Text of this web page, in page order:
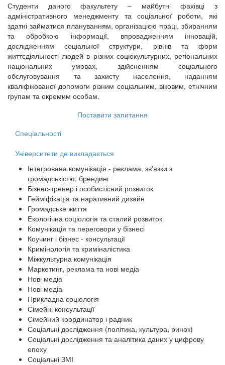
Студенти даного факультету – майбутні фахівці з
адміністративного менеджменту та соціальної роботи, які
здатні займатися плануванням, організацією праці, збиранням
та обробкою інформації, впровадженням інновацій,
дослідженням соціальної структури, рівнів та форм
життєдіяльності людей в різних соціокультурних, регіональних
національних умовах, здійсненням соціального
обслуговування та захисту населення, наданням
кваліфікованої допомоги різним соціальним, віковим, етнічним
групам та окремим особам.
Поставити запитання
Спеціальності
Університети де викладається
Інтегрована комунікація - реклама, зв'язки з
громадськістю, брендинг
Бізнес-тренер і особистісний розвиток
Гейміфікація та наративний дизайн
Громадське життя
Екологічна соціологія та сталий розвиток
Комунікація та переговори у бізнесі
Коучинг і бізнес - консультації
Кримінологія та криміналістика
Міжкультурна комунікація
Маркетинг, реклама та нові медіа
Нові медіа
Нові медіа
Прикладна соціологія
Сімейні консультації
Сімейний координатор і радник
Соціальні дослідження (політика, культура, ринок)
Соціальні дослідження та аналітика даних у цифрову
епоху
Соціальні ЗМІ